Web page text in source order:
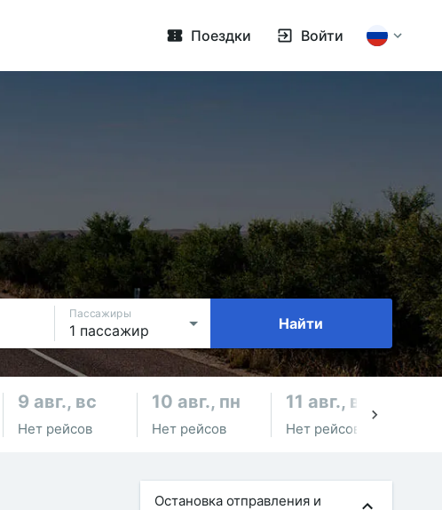
Поездки Войти
Пассажиры
Найти
9 авг., вс
Нет рейсов
10 авг., пн
Нет рейсов
11 авг., вт
Нет рейсов
Остановка отправления и